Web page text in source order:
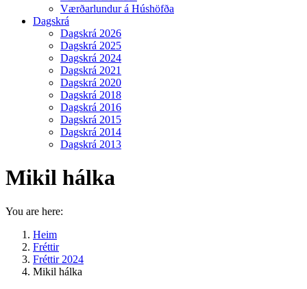
Værðarlundur á Húshöfða
Dagskrá
Dagskrá 2026
Dagskrá 2025
Dagskrá 2024
Dagskrá 2021
Dagskrá 2020
Dagskrá 2018
Dagskrá 2016
Dagskrá 2015
Dagskrá 2014
Dagskrá 2013
Mikil hálka
You are here:
Heim
Fréttir
Fréttir 2024
Mikil hálka